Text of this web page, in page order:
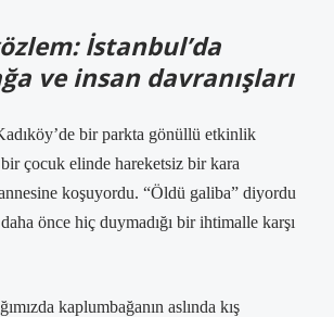
İstanbul’da
ve insan davranışları
bir parkta gönüllü etkinlik
çocuk elinde hareketsiz bir kara
koşuyordu. “Öldü galiba” diyordu
önce hiç duymadığı bir ihtimalle karşı
kaplumbağanın aslında kış